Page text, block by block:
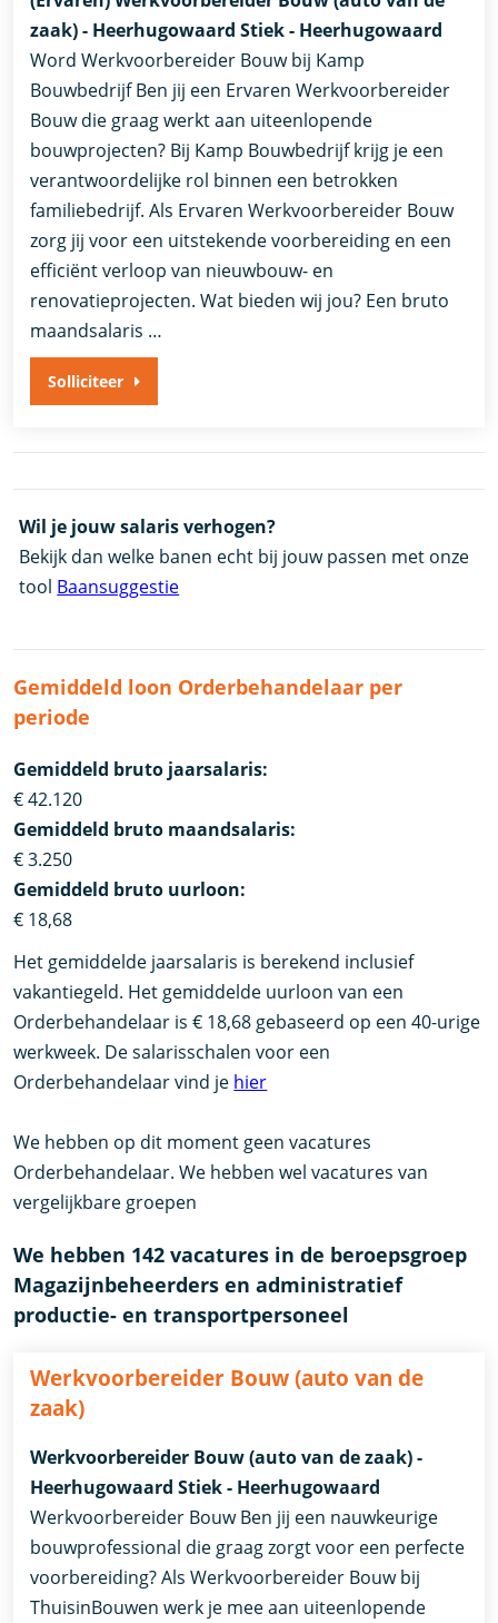
zaak) - Heerhugowaard Stiek - Heerhugowaard
Word Werkvoorbereider Bouw bij Kamp
Bouwbedrijf Ben jij een Ervaren Werkvoorbereider
Bouw die graag werkt aan uiteenlopende
bouwprojecten? Bij Kamp Bouwbedrijf krijg je een
verantwoordelijke rol binnen een betrokken
familiebedrijf. Als Ervaren Werkvoorbereider Bouw
zorg jij voor een uitstekende voorbereiding en een
efficiënt verloop van nieuwbouw- en
renovatieprojecten. Wat bieden wij jou? Een bruto
maandsalaris …
Solliciteer
Wil je jouw salaris verhogen?
Bekijk dan welke banen echt bij jouw passen met onze
tool Baansuggestie
Gemiddeld loon Orderbehandelaar per
periode
Gemiddeld bruto jaarsalaris:
€ 42.120
Gemiddeld bruto maandsalaris:
€ 3.250
Gemiddeld bruto uurloon:
€ 18,68
Het gemiddelde jaarsalaris is berekend inclusief
vakantiegeld. Het gemiddelde uurloon van een
Orderbehandelaar is € 18,68 gebaseerd op een 40-urige
werkweek. De salarisschalen voor een
Orderbehandelaar vind je hier
We hebben op dit moment geen vacatures
Orderbehandelaar. We hebben wel vacatures van
vergelijkbare groepen
We hebben 142 vacatures in de beroepsgroep
Magazijnbeheerders en administratief
productie- en transportpersoneel
Werkvoorbereider Bouw (auto van de
zaak)
Werkvoorbereider Bouw (auto van de zaak) -
Heerhugowaard Stiek - Heerhugowaard
Werkvoorbereider Bouw Ben jij een nauwkeurige
bouwprofessional die graag zorgt voor een perfecte
voorbereiding? Als Werkvoorbereider Bouw bij
ThuisinBouwen werk je mee aan uiteenlopende